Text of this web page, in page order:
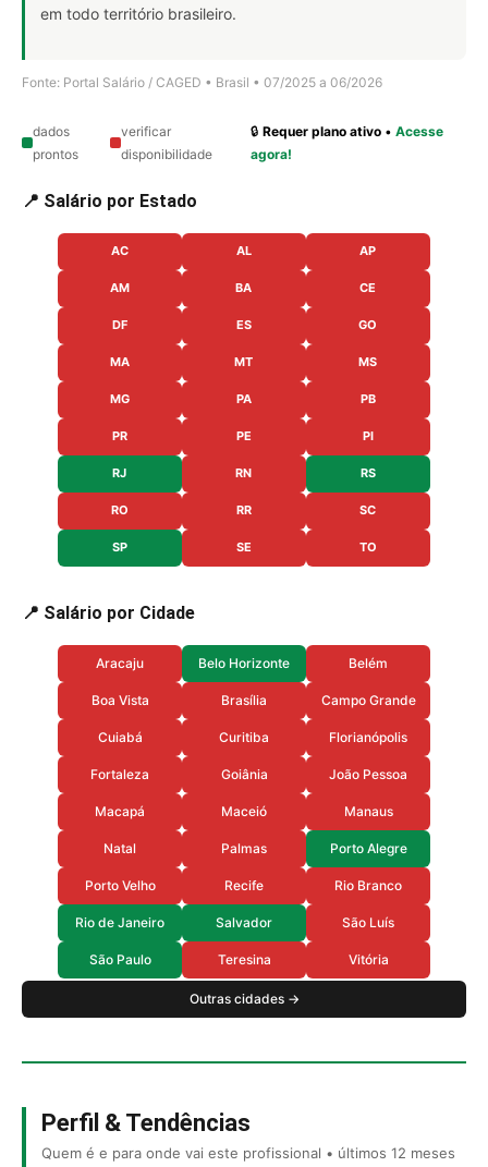
em todo território brasileiro.
Fonte: Portal Salário / CAGED • Brasil • 07/2025 a 06/2026
dados
prontos
verificar
disponibilidade
🔒Requer plano ativo •Acesse
agora!
📍 Salário por Estado
AC AL AP
AM BA CE
DF ES GO
MA MT MS
MG PA PB
PR PE PI
RJ RN RS
RO RR SC
SP SE TO
📍 Salário por Cidade
Aracaju Belo Horizonte Belém
Boa Vista Brasília Campo Grande
Cuiabá Curitiba Florianópolis
Fortaleza Goiânia João Pessoa
Macapá Maceió Manaus
Natal Palmas Porto Alegre
Porto Velho Recife Rio Branco
Rio de Janeiro Salvador São Luís
São Paulo Teresina Vitória
Outras cidades →
Perfil & Tendências
Quem é e para onde vai este profissional • últimos 12 meses